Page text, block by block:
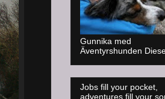
Gunnika med
Äventyrshunden
Jobs fill your pocket,
adventures fill your